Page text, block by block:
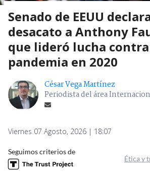
Senado de EEUU
desacato a Anthony
que lideró lucha
pandemia en 2020
César Vega Martínez
Periodista del área
Viernes 07 Agosto, 2026 | 18:07
Seguimos criterios de
Ética y